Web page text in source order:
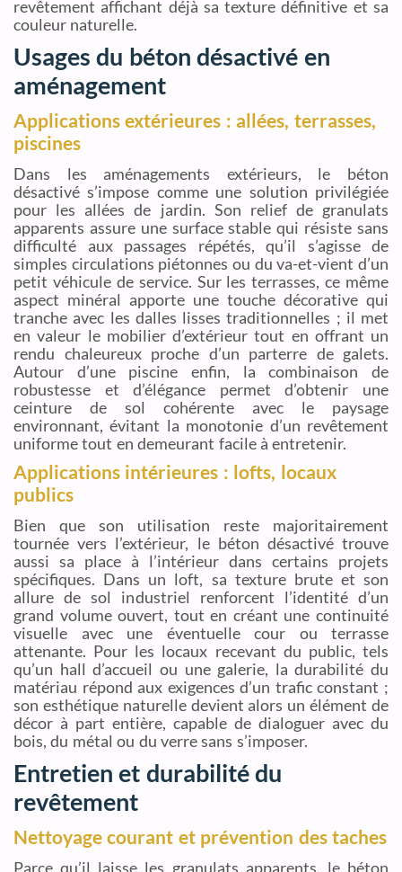
revêtement affichant déjà sa texture définitive et sa
couleur naturelle.
Usages du béton désactivé en
aménagement
Applications extérieures : allées, terrasses,
piscines
Dans les aménagements extérieurs, le béton
désactivé s’impose comme une solution privilégiée
pour les allées de jardin. Son relief de granulats
apparents assure une surface stable qui résiste sans
difficulté aux passages répétés, qu’il s’agisse de
simples circulations piétonnes ou du va-et-vient d’un
petit véhicule de service. Sur les terrasses, ce même
aspect minéral apporte une touche décorative qui
tranche avec les dalles lisses traditionnelles ; il met
en valeur le mobilier d’extérieur tout en offrant un
rendu chaleureux proche d’un parterre de galets.
Autour d’une piscine enfin, la combinaison de
robustesse et d’élégance permet d’obtenir une
ceinture de sol cohérente avec le paysage
environnant, évitant la monotonie d’un revêtement
uniforme tout en demeurant facile à entretenir.
Applications intérieures : lofts, locaux
publics
Bien que son utilisation reste majoritairement
tournée vers l’extérieur, le béton désactivé trouve
aussi sa place à l’intérieur dans certains projets
spécifiques. Dans un loft, sa texture brute et son
allure de sol industriel renforcent l’identité d’un
grand volume ouvert, tout en créant une continuité
visuelle avec une éventuelle cour ou terrasse
attenante. Pour les locaux recevant du public, tels
qu’un hall d’accueil ou une galerie, la durabilité du
matériau répond aux exigences d’un trafic constant ;
son esthétique naturelle devient alors un élément de
décor à part entière, capable de dialoguer avec du
bois, du métal ou du verre sans s’imposer.
Entretien et durabilité du
revêtement
Nettoyage courant et prévention des taches
Parce qu’il laisse les granulats apparents, le béton